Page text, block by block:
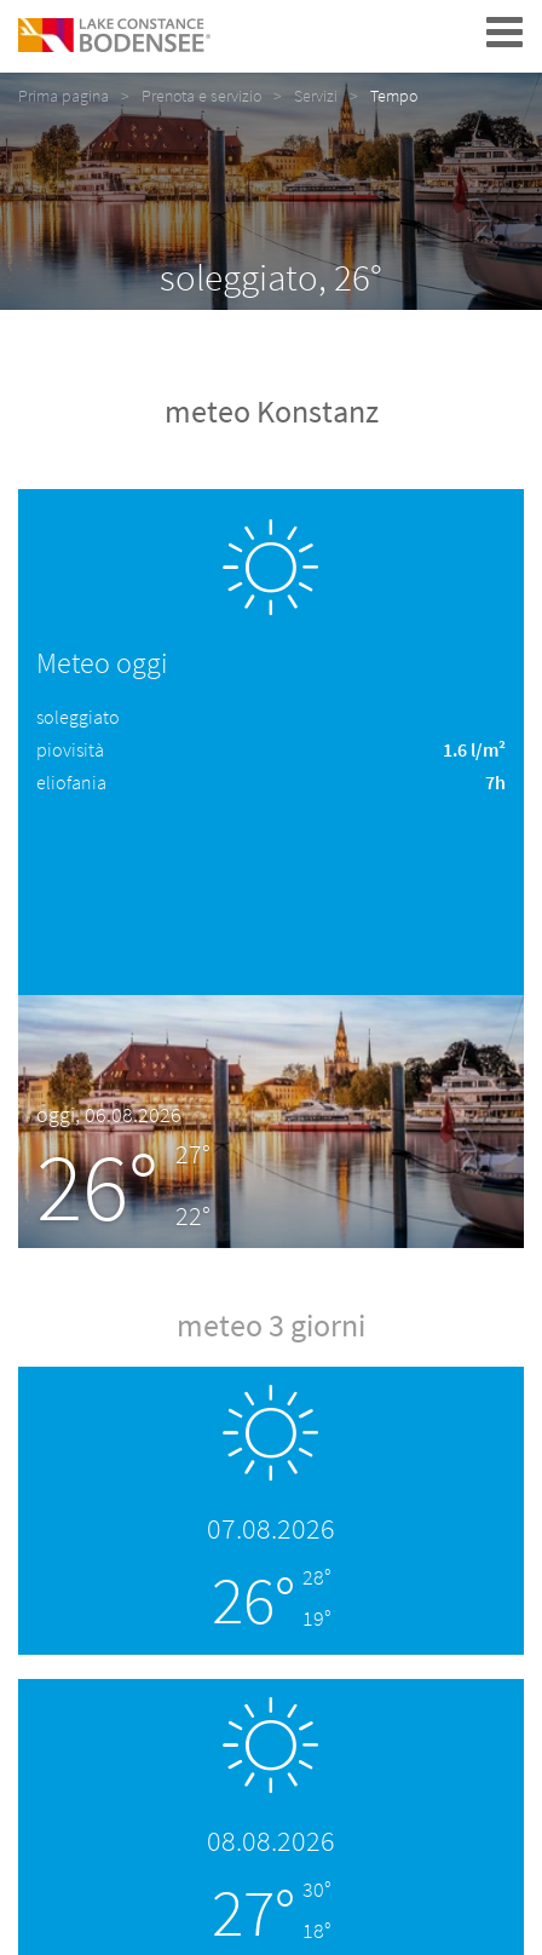
Navigation
Prima pagina Prenota e servizio Servizi Tempo
soleggiato, 26°
meteo Konstanz
Meteo oggi
soleggiato
piovisità
1.6 l/m²
eliofania
7h
oggi, 06.08.2026
26° 27°
22°
meteo 3 giorni
07.08.2026
26° 28°
19°
08.08.2026
27° 30°
18°